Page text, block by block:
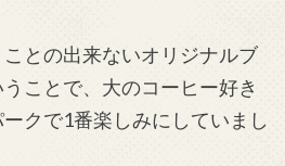
との出来ないオリジナルブ
ことで、大のコーヒー好き
クで1番楽しみにしていまし